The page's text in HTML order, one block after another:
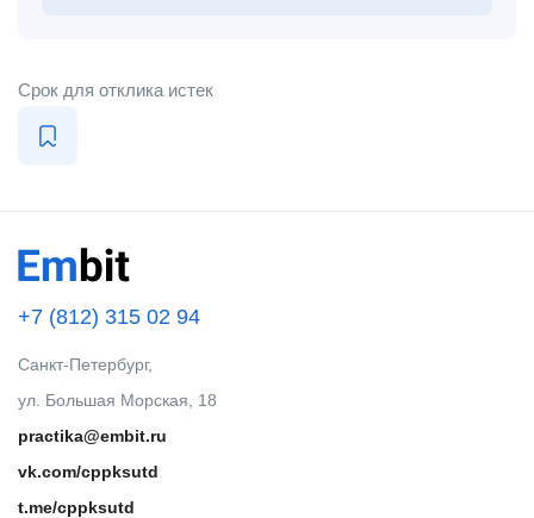
Срок для отклика истек
+7 (812) 315 02 94
Санкт-Петербург,
ул. Большая Морская, 18
practika@embit.ru
vk.com/cppksutd
t.me/cppksutd